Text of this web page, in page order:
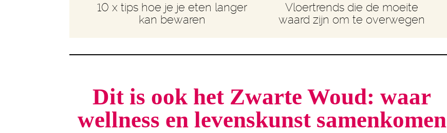
10 x tips hoe je je eten langer
kan bewaren
Vloertrends die de moeite
waard zijn om te overwegen
Dit is ook het Zwarte Woud: waar
wellness en levenskunst samenkomen